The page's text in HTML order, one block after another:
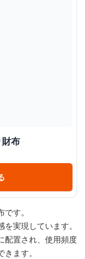
布
す。
実現しています。
配置され、使用頻度
ます。